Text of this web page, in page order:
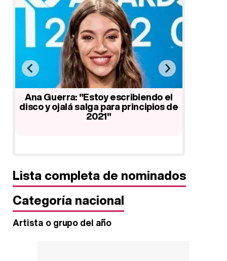
Ana Guerra: "Estoy escribiendo el
disco y ojalá salga para principios de
2021"
Lista completa de nominados
Categoría nacional
Artista o grupo del año